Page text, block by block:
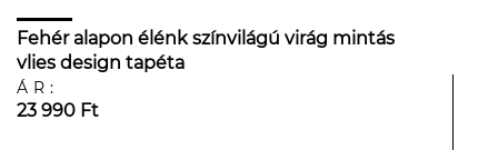
Fehér alapon élénk színvilágú virág mintás
vlies design tapéta
ÁR:
23 990 Ft